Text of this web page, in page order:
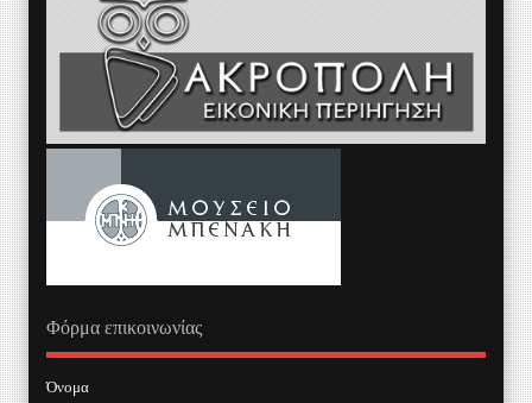
Φόρμα επικοινωνίας
Όνομα